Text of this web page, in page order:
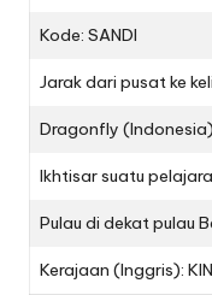
Kode: SANDI
Jarak dari pusat ke
Dragonfly
Ikhtisar suatu
Pulau di dekat pulau
Kerajaan (Inggris):